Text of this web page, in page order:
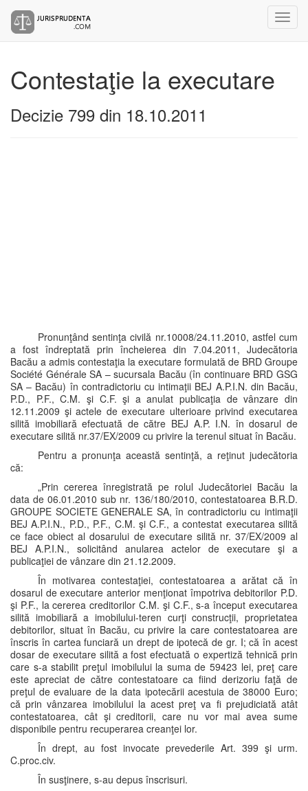
Contestaţie la executare
Decizie 799 din 18.10.2011
Pronunţând sentinţa civilă nr.10008/24.11.2010, astfel cum
a fost îndreptată prin încheierea din 7.04.2011, Judecătoria
Bacău a admis contestaţia la executare formulată de BRD Groupe
Société Générale SA – sucursala Bacău (în continuare BRD GSG
SA – Bacău) în contradictoriu cu intimaţii BEJ A.P.I.N. din Bacău,
P.D., P.F., C.M. şi C.F. şi a anulat publicaţia de vânzare din
12.11.2009 şi actele de executare ulterioare privind executarea
silită imobiliară efectuată de către BEJ A.P. I.N. în dosarul de
executare silită nr.37/EX/2009 cu privire la terenul situat în Bacău.
Pentru a pronunţa această sentinţă, a reţinut judecătoria
că:
„Prin cererea înregistrată pe rolul Judecătoriei Bacău la
data de 06.01.2010 sub nr. 136/180/2010, contestatoarea B.R.D.
GROUPE SOCIETE GENERALE SA, în contradictoriu cu intimaţii
BEJ A.P.I.N., P.D., P.F., C.M. şi C.F., a contestat executarea silită
ce face obiect al dosarului de executare silită nr. 37/EX/2009 al
BEJ A.P.I.N., solicitând anularea actelor de executare şi a
publicaţiei de vânzare din 21.12.2009.
În motivarea contestaţiei, contestatoarea a arătat că în
dosarul de executare anterior menţionat împotriva debitorilor P.D.
şi P.F., la cererea creditorilor C.M. şi C.F., s-a început executarea
silită imobiliară a imobilului-teren curţi construcţii, proprietatea
debitorilor, situat în Bacău, cu privire la care contestatoarea are
înscris în cartea funciară un drept de ipotecă de gr. I; că în acest
dosar de executare silită a fost efectuată o expertiză tehnică prin
care s-a stabilit preţul imobilului la suma de 59423 lei, preţ care
este apreciat de către contestatoare ca fiind derizoriu faţă de
preţul de evaluare de la data ipotecării acestuia de 38000 Euro;
că prin vânzarea imobilului la acest preţ va fi prejudiciată atât
contestatoarea, cât şi creditorii, care nu vor mai avea sume
disponibile pentru recuperarea creanţei lor.
În drept, au fost invocate prevederile Art. 399 şi urm.
C.proc.civ.
În susţinere, s-au depus înscrisuri.